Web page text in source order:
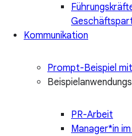
Kommunikation
Prompt-Beispiel
PR-Arbeit
Manager*in